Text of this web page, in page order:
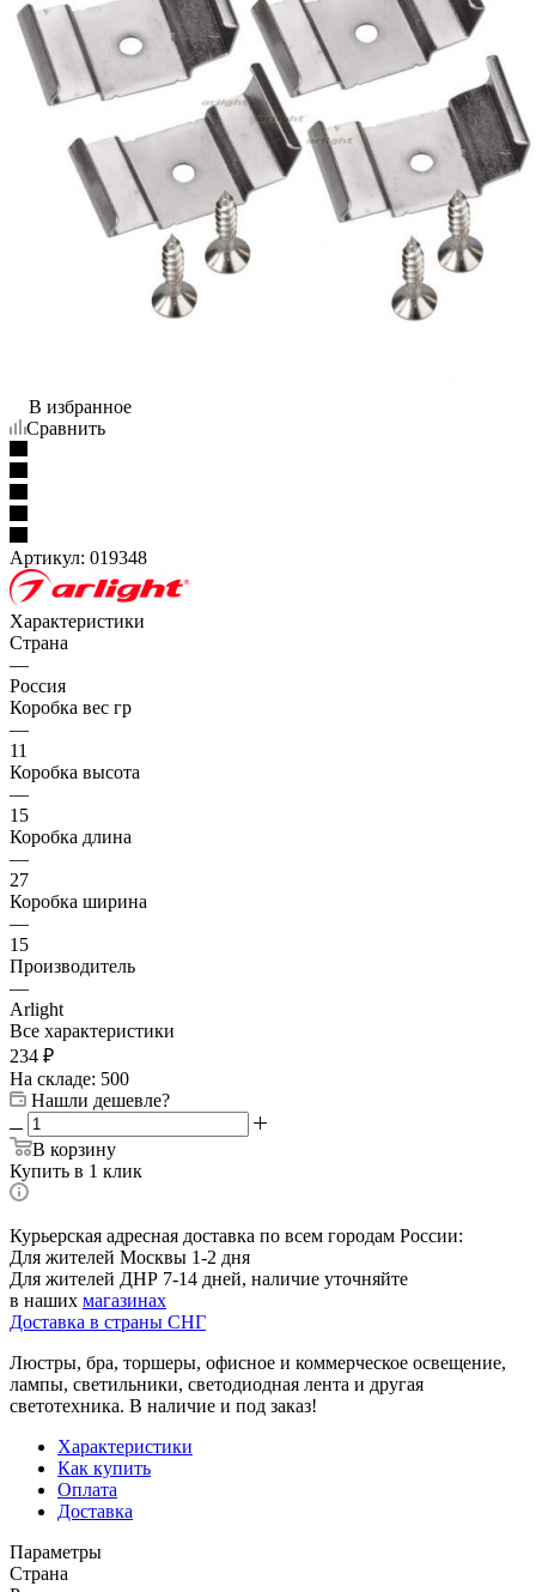
В избранное
Сравнить
Артикул: 019348
Характеристики
Страна
—
Россия
Коробка вес гр
—
11
Коробка высота
—
15
Коробка длина
—
27
Коробка ширина
—
15
Производитель
—
Arlight
Все характеристики
234 ₽
На складе: 500
Нашли дешевле?
В корзину
Купить в 1 клик
Курьерская адресная доставка по всем городам России:
Для жителей Москвы 1-2 дня
Для жителей ДНР 7-14 дней, наличие уточняйте
в наших магазинах
Доставка в страны СНГ
Люстры, бра, торшеры, офисное и коммерческое освещение,
лампы, светильники, светодиодная лента и другая
светотехника. В наличие и под заказ!
Характеристики
Как купить
Оплата
Доставка
Параметры
Страна